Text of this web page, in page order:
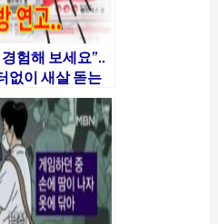
험해 보세요”..
없이 새살 돋는